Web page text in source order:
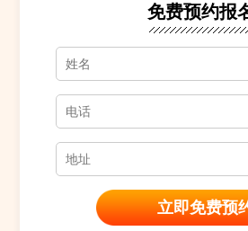
免费预约报
1353****852 12